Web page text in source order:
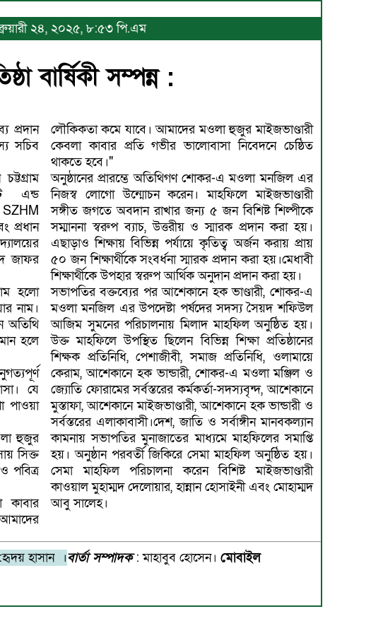
২৪, ২০২৫, ৮:৫৩ পি.এম
বার্ষিকী সম্পন্ন :
প্রদান
সচিব
এন্ড
প্রধান
জাফর
হলো
নাম।
অতিথি
হলে
যে
পাওয়া
হুজুর
সিক্ত
পবিত্র
কাবার
লৌকিকতা কমে যাবে। আমাদের মওলা হুজুর মাইজভাণ্ডারী
কেবলা কাবার প্রতি গভীর ভালোবাসা নিবেদনে চেষ্ঠিত
থাকতে হবে।"
অনুষ্ঠানের প্রারম্ভে অতিথিগণ শোকর-এ মওলা মনজিল এর
নিজস্ব লোগো উন্মোচন করেন। মাহফিলে মাইজভাণ্ডারী
সঙ্গীত জগতে অবদান রাখার জন্য ৫ জন বিশিষ্ট শিল্পীকে
সম্মাননা স্বরুপ ব্যাচ, উত্তরীয় ও স্মারক প্রদান করা হয়।
এছাড়াও শিক্ষায় বিভিন্ন পর্যায়ে কৃতিত্ব অর্জন করায় প্রায়
৫০ জন শিক্ষার্থীকে সংবর্ধনা স্মারক প্রদান করা হয়।মেধাবী
শিক্ষার্থীকে উপহার স্বরুপ আর্থিক অনুদান প্রদান করা হয়।
সভাপতির বক্তব্যের পর আশেকানে হক ভাণ্ডারী, শোকর-এ
মওলা মনজিল এর উপদেষ্টা পর্ষদের সদস্য সৈয়দ শফিউল
আজিম সুমনের পরিচালনায় মিলাদ মাহফিল অনুষ্ঠিত হয়।
উক্ত মাহফিলে উপস্থিত ছিলেন বিভিন্ন শিক্ষা প্রতিষ্ঠানের
শিক্ষক প্রতিনিধি, পেশাজীবী, সমাজ প্রতিনিধি, ওলামায়ে
কেরাম, আশেকানে হক ভান্ডারী, শোকর-এ মওলা মঞ্জিল ও
জ্যোতি ফোরামের সর্বস্তরের কর্মকর্তা-সদস্যবৃন্দ, আশেকানে
মুস্তাফা, আশেকানে মাইজভাণ্ডারী, আশেকানে হক ভান্ডারী ও
সর্বস্তরের এলাকাবাসী।দেশ, জাতি ও সর্বাঙ্গীন মানবকল্যান
কামনায় সভাপতির মুনাজাতের মাধ্যমে মাহফিলের সমাপ্তি
হয়। অনুষ্ঠান পরবর্তী জিকিরে সেমা মাহফিল অনুষ্ঠিত হয়।
সেমা মাহফিল পরিচালনা করেন বিশিষ্ট মাইজভাণ্ডারী
কাওয়াল মুহাম্মদ দেলোয়ার, হান্নান হোসাইনী এবং মোহাম্মদ
আবু সালেহ।
:হৃদয় হাসান ।বার্তা সম্পাদক: মাহাবুব হোসেন। মোবাইল